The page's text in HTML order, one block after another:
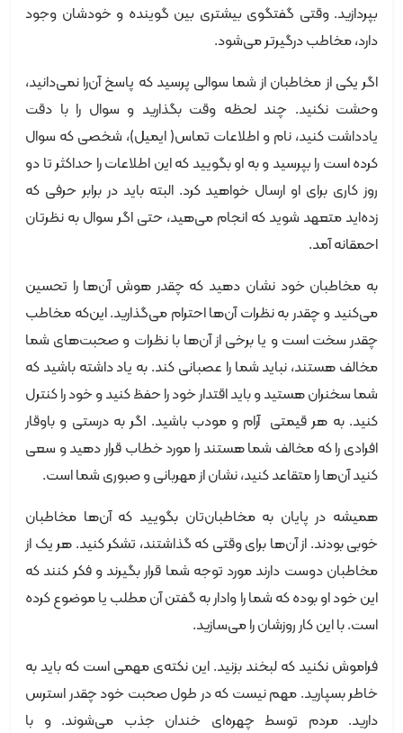
بپردازید. وقتی گفتگوی بیشتری بین گوینده و خودشان وجود
دارد، مخاطب درگیرتر می‌شود.
اگر یکی از مخاطبان از شما سوالی پرسید که پاسخ آن‌را نمی‌دانید،
وحشت نکنید. چند لحظه وقت بگذارید و سوال را با دقت
یادداشت کنید، نام و اطلاعات تماس( ایمیل)، شخصی که سوال
کرده است را بپرسید و به او بگویید که این اطلاعات را حداکثر تا دو
روز کاری برای او ارسال خواهید کرد. البته باید در برابر حرفی که
زده‌اید متعهد شوید که انجام می‌هید، حتی اگر سوال به نظرتان
احمقانه آمد.
به مخاطبان خود نشان دهید که چقدر هوش آن‌ها را تحسین
می‌کنید و چقدر به نظرات آن‌ها احترام می‌گذارید. این‌که مخاطب
چقدر سخت است و یا برخی از آن‌ها با نظرات و صحبت‌های شما
مخالف هستند، نباید شما را عصبانی کند. به یاد داشته باشید که
شما سخنران هستید و باید اقتدار خود را حفظ کنید و خود را کنترل
کنید. به هر قیمتی آرام و مودب باشید. اگر به درستی و باوقار
افرادی را که مخالف شما هستند را مورد خطاب قرار دهید و سعی
کنید آن‌ها را متقاعد کنید، نشان از مهربانی و صبوری شما است.
همیشه در پایان به مخاطبان‌تان بگویید که آن‌ها مخاطبان
خوبی بودند. از آن‌ها برای وقتی که گذاشتند، تشکر کنید. هر یک از
مخاطبان دوست دارند مورد توجه شما قرار بگیرند و فکر کنند که
این خود او بوده که شما را وادار به گفتن آن مطلب یا موضوع کرده
است. با این کار روزشان را می‌سازید.
فراموش نکنید که لبخند بزنید. این نکته‌ی مهمی است که باید به
خاطر بسپارید. مهم نیست که در طول صحبت خود چقدر استرس
دارید. مردم توسط چهره‌ای خندان جذب می‌شوند. و با